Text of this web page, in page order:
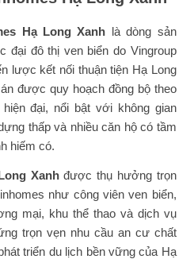
Hạ Long Xanh là dòng sản
đại đô thị ven biển do Vingroup
lược kết nối thuận tiện Hạ Long
được quy hoạch đồng bộ theo
đại, nổi bật với không gian
thấp và nhiều căn hộ có tầm
hiếm có.
Xanhđược thụ hưởng trọn
như công viên ven biển,
mại, khu thể thao và dịch vụ
trọn vẹn nhu cầu an cư chất
triển du lịch bền vững của Hạ